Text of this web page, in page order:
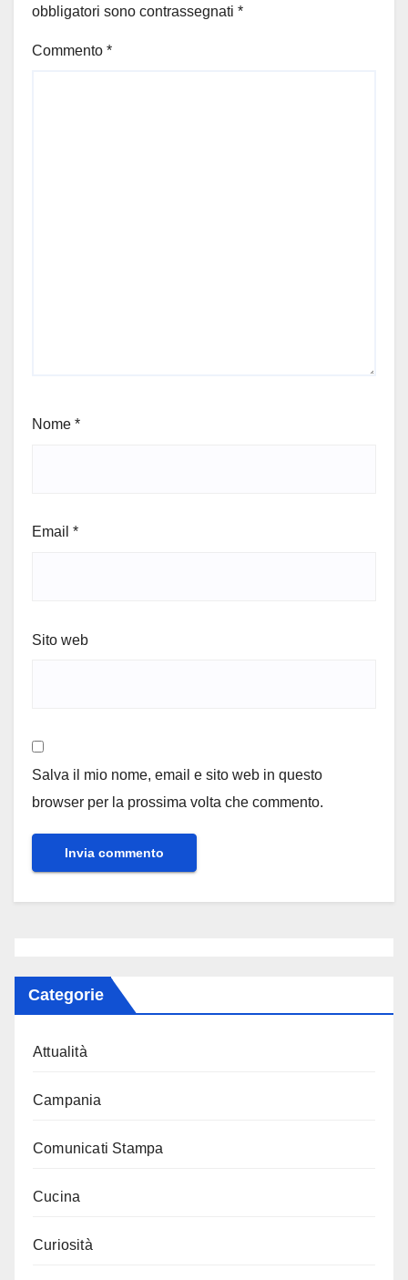
obbligatori sono contrassegnati *
Commento *
Nome *
Email *
Sito web
Salva il mio nome, email e sito web in questo
browser per la prossima volta che commento.
Categorie
Attualità
Campania
Comunicati Stampa
Cucina
Curiosità